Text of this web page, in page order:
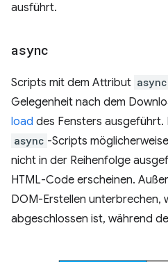
ausführt.
async
Scripts mit dem Attribut async
Gelegenheit nach dem
load des Fensters
async -Scripts
nicht in der Reihenfolge
HTML-Code erscheinen.
DOM-Erstellen unterbrechen,
abgeschlossen ist, während